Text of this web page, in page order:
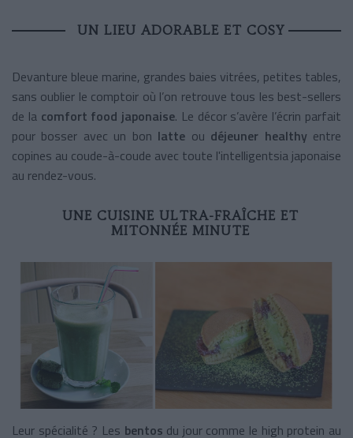
UN LIEU ADORABLE ET COSY
Devanture bleue marine, grandes baies vitrées, petites tables,
sans oublier le comptoir où l’on retrouve tous les best-sellers
de la comfort food japonaise. Le décor s’avère l’écrin parfait
pour bosser avec un bon latte ou déjeuner healthy entre
copines au coude-à-coude avec toute l'intelligentsia japonaise
au rendez-vous.
UNE CUISINE ULTRA-FRAÎCHE ET
MITONNÉE MINUTE
Leur spécialité ? Les bentos du jour comme le high protein au